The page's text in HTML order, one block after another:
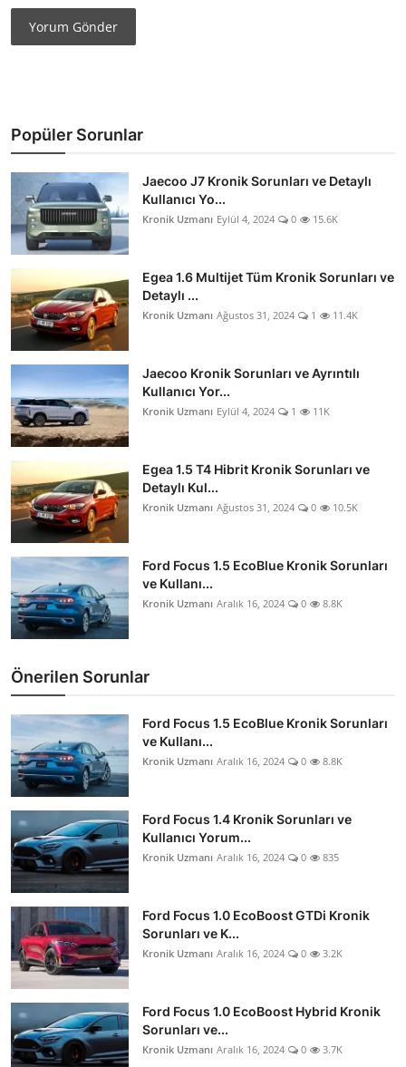
Yorum Gönder
Popüler Sorunlar
Jaecoo J7 Kronik Sorunları ve Detaylı
Kullanıcı Yo...
Kronik Uzmanı Eylül 4, 2024 0 15.6K
Egea 1.6 Multijet Tüm Kronik Sorunları ve
Detaylı ...
Kronik Uzmanı Ağustos 31, 2024 1 11.4K
Jaecoo Kronik Sorunları ve Ayrıntılı
Kullanıcı Yor...
Kronik Uzmanı Eylül 4, 2024 1 11K
Egea 1.5 T4 Hibrit Kronik Sorunları ve
Detaylı Kul...
Kronik Uzmanı Ağustos 31, 2024 0 10.5K
Ford Focus 1.5 EcoBlue Kronik Sorunları
ve Kullanı...
Kronik Uzmanı Aralık 16, 2024 0 8.8K
Önerilen Sorunlar
Ford Focus 1.5 EcoBlue Kronik Sorunları
ve Kullanı...
Kronik Uzmanı Aralık 16, 2024 0 8.8K
Ford Focus 1.4 Kronik Sorunları ve
Kullanıcı Yorum...
Kronik Uzmanı Aralık 16, 2024 0 835
Ford Focus 1.0 EcoBoost GTDi Kronik
Sorunları ve K...
Kronik Uzmanı Aralık 16, 2024 0 3.2K
Ford Focus 1.0 EcoBoost Hybrid Kronik
Sorunları ve...
Kronik Uzmanı Aralık 16, 2024 0 3.7K